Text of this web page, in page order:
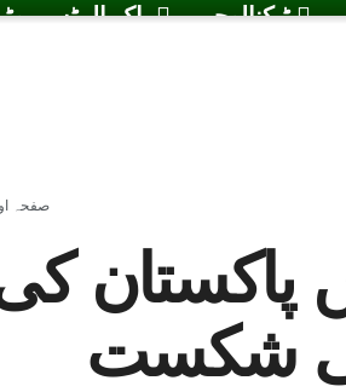
پاک الرٹس ٹیکنالوجی
صفحہ
پاکستان
شکست